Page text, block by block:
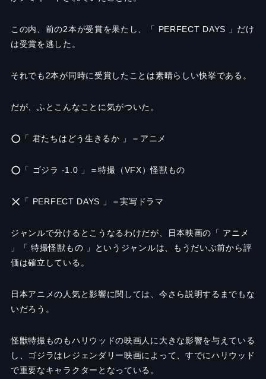
この内、前の2本が受賞を果たし、「 PERFECT DAYS 」だけ
は受賞を逃した。
それでも2本が同時に受賞したことは素晴らしい快挙である。
だが、ふとこんなことに気がついた。
「 君たちはどう生きるか 」＝アニメ
「 ゴジラ -1.0 」＝特撮（VFX）怪獣もの
「 PERFECT DAYS 」＝実写ドラマ
ジャンルで分けるとこうなるわけだが、日本映画の「 アニメ
」「 特撮怪獣もの 」というジャンルは、もうだいぶ前から評
価は確立している。
日本アニメの人気と影響に関しては、今さら説明するまでもな
いだろう。
怪獣特撮ものもハリウッドの映画人に大きな影響を与えている
し、ゴジラはレジェンダリー映画によって、すでにハリウッド
で重要なキャラクターとなっている。